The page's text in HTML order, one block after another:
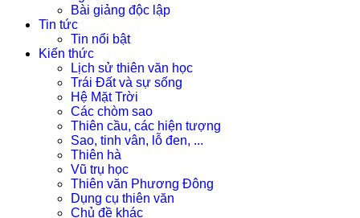
Bài giảng độc lập
Tin tức
Tin nổi bật
Kiến thức
Lịch sử thiên văn học
Trái Đất và sự sống
Hệ Mặt Trời
Các chòm sao
Thiên cầu, các hiện tượng
Sao, tinh vân, lỗ đen, ...
Thiên hà
Vũ trụ học
Thiên văn Phương Đông
Dụng cụ thiên văn
Chủ đề khác